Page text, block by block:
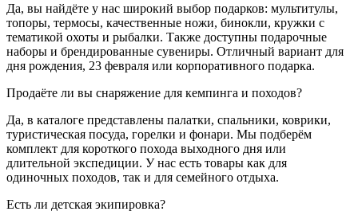
Да, вы найдёте у нас широкий выбор подарков: мультитулы,
топоры, термосы, качественные ножи, бинокли, кружки с
тематикой охоты и рыбалки. Также доступны подарочные
наборы и брендированные сувениры. Отличный вариант для
дня рождения, 23 февраля или корпоративного подарка.
Продаёте ли вы снаряжение для кемпинга и походов?
Да, в каталоге представлены палатки, спальники, коврики,
туристическая посуда, горелки и фонари. Мы подберём
комплект для короткого похода выходного дня или
длительной экспедиции. У нас есть товары как для
одиночных походов, так и для семейного отдыха.
Есть ли детская экипировка?